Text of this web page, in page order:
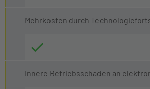
Mehrkosten durch
Innere Betriebsschäden an